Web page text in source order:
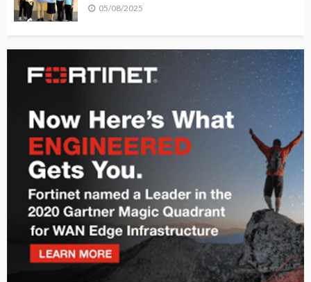
05/08/2025